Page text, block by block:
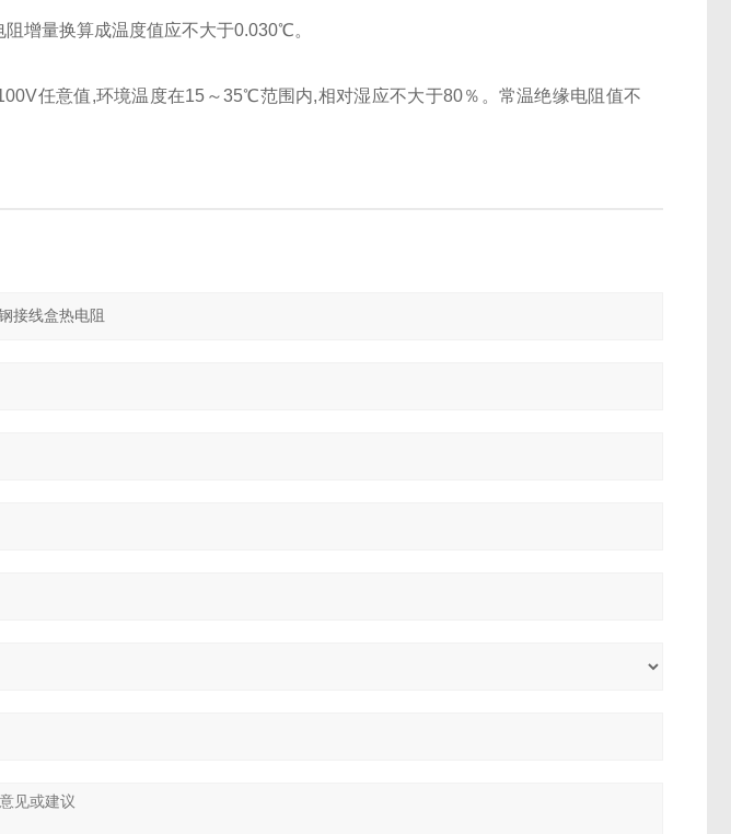
增量换算成温度值应不大于0.030℃。
任意值,环境温度在15～35℃范围内,相对湿应不大于80％。常温绝缘电阻值不